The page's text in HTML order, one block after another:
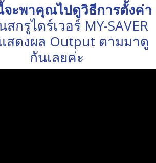
จะพาคุณไปดูวิธีการตั้งค่า
กรูไดร์เวอร์ MY-SAVER
สดงผล Output ตามมาดู
กันเลยค่ะ